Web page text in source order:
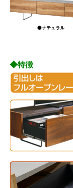
◆特徴